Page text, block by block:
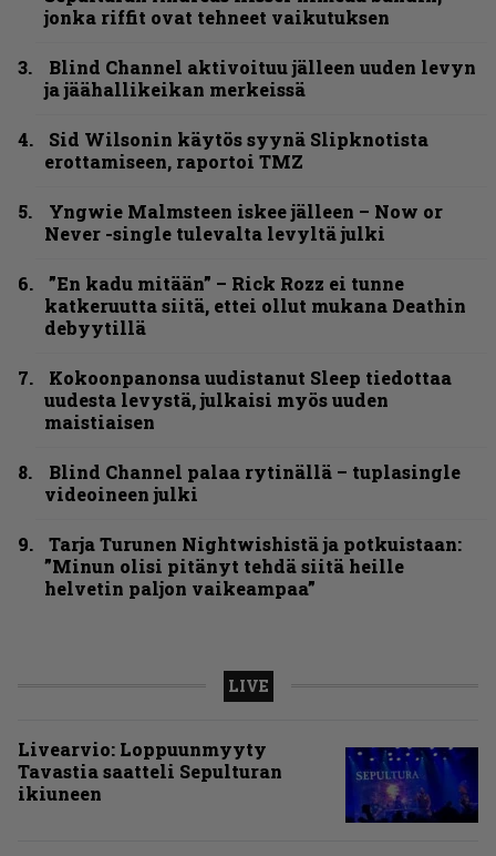
jonka riffit ovat tehneet vaikutuksen
Blind Channel aktivoituu jälleen uuden levyn
ja jäähallikeikan merkeissä
Sid Wilsonin käytös syynä Slipknotista
erottamiseen, raportoi TMZ
Yngwie Malmsteen iskee jälleen – Now or
Never -single tulevalta levyltä julki
”En kadu mitään” – Rick Rozz ei tunne
katkeruutta siitä, ettei ollut mukana Deathin
debyytillä
Kokoonpanonsa uudistanut Sleep tiedottaa
uudesta levystä, julkaisi myös uuden
maistiaisen
Blind Channel palaa rytinällä – tuplasingle
videoineen julki
Tarja Turunen Nightwishistä ja potkuistaan:
”Minun olisi pitänyt tehdä siitä heille
helvetin paljon vaikeampaa”
LIVE
Livearvio: Loppuunmyyty
Tavastia saatteli Sepulturan
ikiuneen